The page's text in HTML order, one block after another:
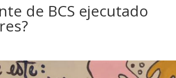
de BCS ejecutado